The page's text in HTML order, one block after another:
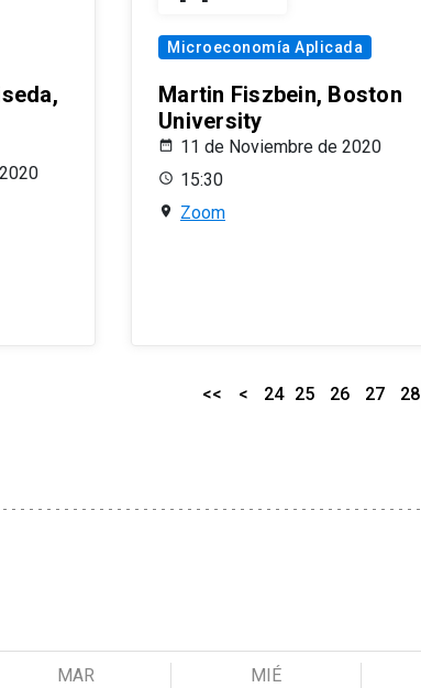
Microeconomía Aplicada
Martin Fiszbein, Boston
University
11 de Noviembre de 2020
15:30
Zoom
<< < 24 25 26 27 28
MAR MIÉ